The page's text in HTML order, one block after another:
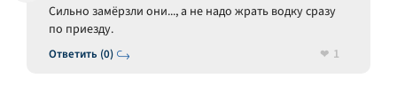
Ответить (0)
Сильно замёрзли они..., а не надо жрать водку сразу
по приезду.
1